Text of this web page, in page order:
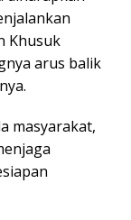
Khusuk
arus balik
masyarakat,